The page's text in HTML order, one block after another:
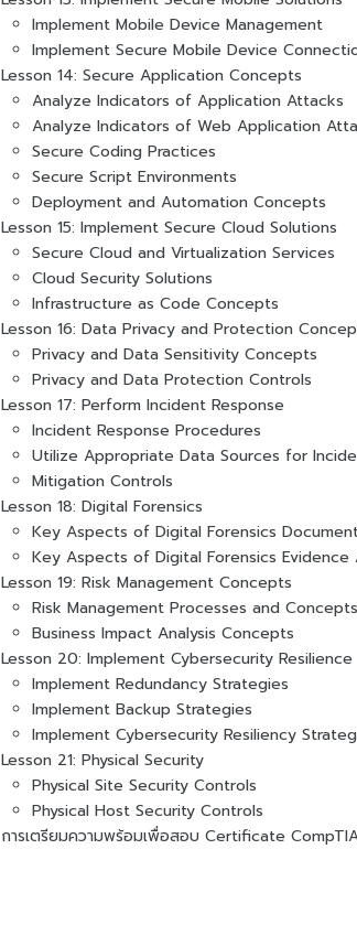
Implement Mobile Device Management
Implement Secure Mobile Device
Lesson 14: Secure Application Concepts
Analyze Indicators of Application Attacks
Analyze Indicators of Web Application
Secure Coding Practices
Secure Script Environments
Deployment and Automation Concepts
Lesson 15: Implement Secure Cloud Solutions
Secure Cloud and Virtualization Services
Cloud Security Solutions
Infrastructure as Code Concepts
Lesson 16: Data Privacy and Protection
Privacy and Data Sensitivity Concepts
Privacy and Data Protection Controls
Lesson 17: Perform Incident Response
Incident Response Procedures
Utilize Appropriate Data Sources for
Mitigation Controls
Lesson 18: Digital Forensics
Key Aspects of Digital Forensics
Key Aspects of Digital Forensics Evidence
Lesson 19: Risk Management Concepts
Risk Management Processes and Concepts
Business Impact Analysis Concepts
Lesson 20: Implement Cybersecurity Resilience
Implement Redundancy Strategies
Implement Backup Strategies
Implement Cybersecurity Resiliency
Lesson 21: Physical Security
Physical Site Security Controls
Physical Host Security Controls
การเตรียมความพร้อมเพื่อสอบ Certificate